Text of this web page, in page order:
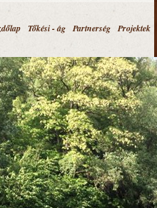
Tőkési - ág Partnerség Projektek